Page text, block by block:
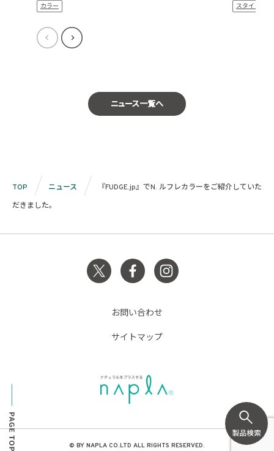
カラー スタイリング
ニュース一覧へ
TOP ニュース
『FUDGE.jp』でN. ルフレカラーをご紹介していた
だきました。
お問い合わせ
サイトマップ
© BY NAPLA CO.LTD ALL RIGHTS RESERVED.